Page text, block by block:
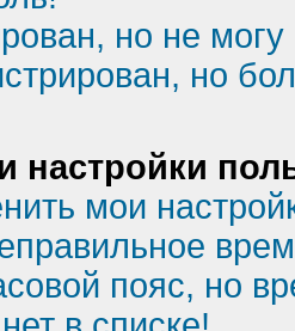
но не могу
но
настройки
мои
пояс, но